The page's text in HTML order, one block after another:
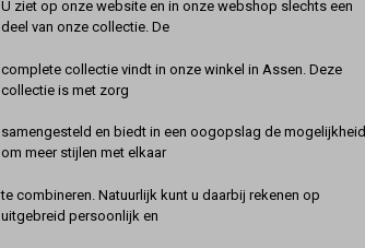
U ziet op onze website en in onze webshop slechts een
deel van onze collectie. De
complete collectie vindt in onze winkel in Assen. Deze
collectie is met zorg
samengesteld en biedt in een oogopslag de mogelijkheid
om meer stijlen met elkaar
te combineren. Natuurlijk kunt u daarbij rekenen op
uitgebreid persoonlijk en